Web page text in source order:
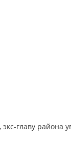
главу района